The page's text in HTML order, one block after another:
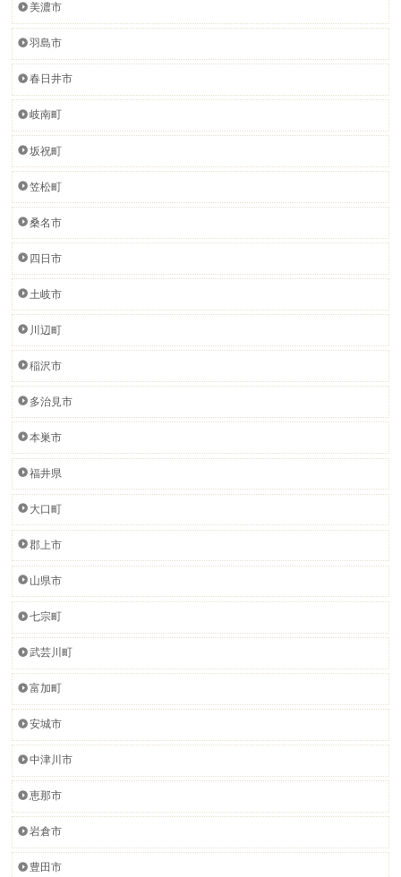
美濃市
羽島市
春日井市
岐南町
坂祝町
笠松町
桑名市
四日市
土岐市
川辺町
稲沢市
多治見市
本巣市
福井県
大口町
郡上市
山県市
七宗町
武芸川町
富加町
安城市
中津川市
恵那市
岩倉市
豊田市